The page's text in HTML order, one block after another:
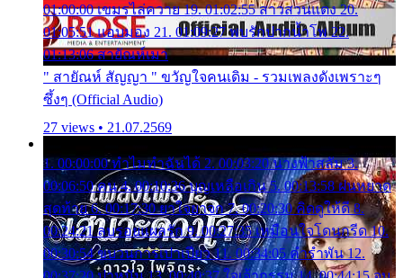
01:00:00 เขมรไล่ควาย 19. 01:02:55 สาวสวนแตง 20.
01:05:51 แอบมอง 21. 01:09:27 พบรักปากน้ำโพ 22.
01:13:06 สายัณห์เมา
" สายัณห์ สัญญา " ขวัญใจคนเดิม - รวมเพลงดังเพราะๆ
ซึ้งๆ (Official Audio)
27 views • 21.07.2569
1. 00:00:00 ทำไมทำฉันได้ 2. 00:03:20 นางฟ้าสลัม 3.
00:06:50 คน 4. 00:10:36 บุญเหลือเกิน 5. 00:13:58 ฝนหยาด
สุดท้าย 6. 00:17:30 ยาใจยาจก 7. 00:20:30 คิดดูให้ดี 8.
00:24:21 ลบรอยแผลรัก 9. 00:27:35 เหมือนใจโดนกรีด 10.
00:30:54 ขบวนการเปาเปียว 11. 00:34:05 คำรำพัน 12.